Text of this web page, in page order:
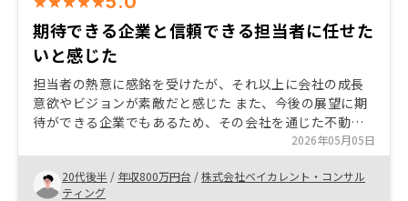
は、まずはご自身の状況に合わせてどのような選択肢が
あるのか、一度フラットに相談してみることをおすすめ
します。
期待できる企業と信頼できる担当者に任せた
いと感じた
担当者の熱意に感銘を受けたが、それ以上に会社の成長
意欲やビジョンが素敵だと感じた また、今後の展望に期
待ができる企業でもあるため、その会社を通じた不動産
投資であれば安心して任せられると感じたためRENOSY
で契約することに決めた
2026年05月05日
20代後半 / 年収800万円台 /株式会社ベイカレント・コンサル
ティング